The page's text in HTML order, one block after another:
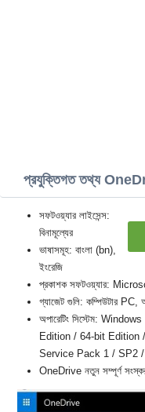
প্রযুক্তিগত তথ্য
সফটওয়্যার লাইসেন্স:
বিনামূল্যের
ভাষাসমূহ: বাংলা (bn),
ইংরেজি
প্রকাশক সফটওয়্যার:
গ্যাজেট গুলি: কম্পিউটার PC,
অপারেটিং সিস্টেম:
Edition / 64-bit
Service Pack 1 / SP2 /
OneDrive নতুন সম্পূর্ণ